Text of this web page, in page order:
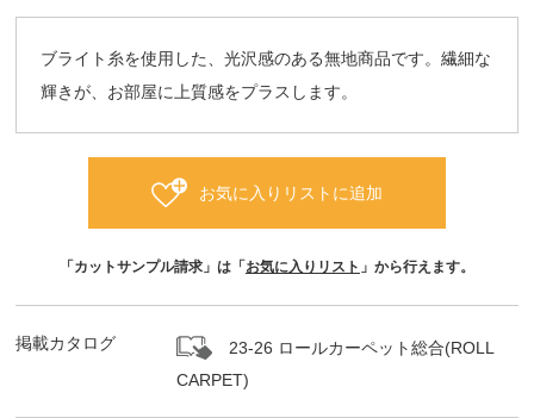
ブライト糸を使用した、光沢感のある無地商品です。繊細な
輝きが、お部屋に上質感をプラスします。
お気に入りリストに追加
「カットサンプル請求」は「 お気に入りリスト 」から行えます。
掲載カタログ
23-26 ロールカーペット総合(ROLL
CARPET)